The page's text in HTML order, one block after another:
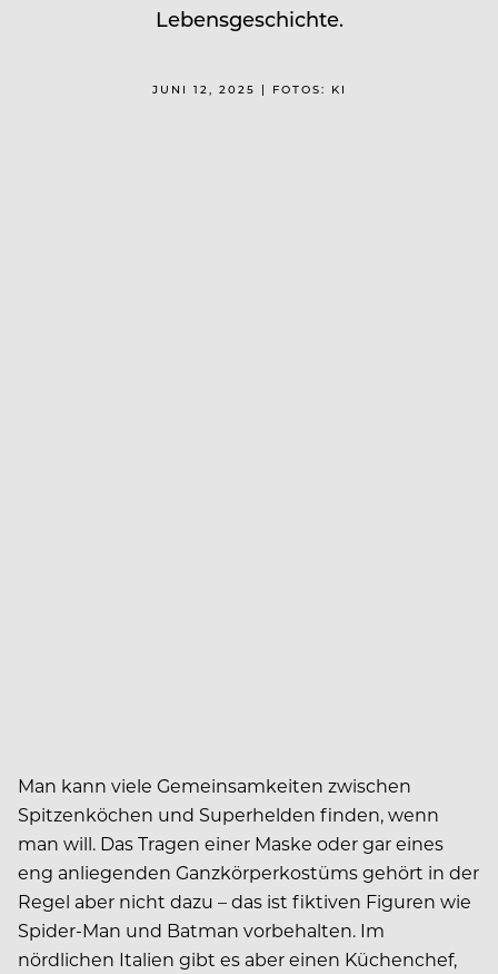
Lebensgeschichte.
JUNI 12, 2025 | FOTOS: KI
Man kann viele Gemeinsamkeiten zwischen
Spitzenköchen und Superhelden finden, wenn
man will. Das Tragen einer Maske oder gar eines
eng anliegenden Ganzkörperkostüms gehört in der
Regel aber nicht dazu – das ist fiktiven Figuren wie
Spider-Man und Batman vorbehalten. Im
nördlichen Italien gibt es aber einen Küchenchef,